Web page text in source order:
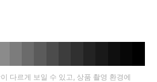
다르게 보일 수 있고, 상품 촬영 환경에